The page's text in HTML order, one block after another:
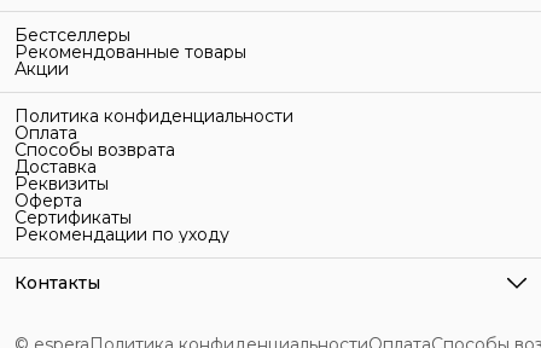
Бестселлеры
Рекомендованные товары
Акции
Политика конфиденциальности
Оплата
Способы возврата
Доставка
Реквизиты
Оферта
Сертификаты
Рекомендации по уходу
Контакты